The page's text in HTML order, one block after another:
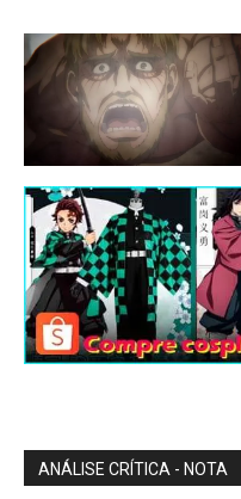
ANÁLISE CRÍTICA - NOTA